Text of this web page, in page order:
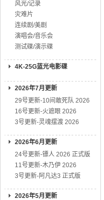
风光/记录
灾难片
连续剧/美剧
演唱会/音乐会
测试碟/演示碟
4K-25G蓝光电影碟
2026年7月更新
29号更新-10间敢死队 2026
16号更新-火遮眼 2026
3号更新-灵魂摆渡 2026
2026年6月更新
24号更新-镖人 2026 正式版
11号更新-木乃伊 2026
3号更新-阿凡达3 正式版
2026年5月更新